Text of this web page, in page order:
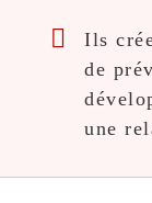
Ils
de
une